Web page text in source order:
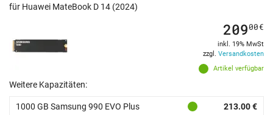
für Huawei MateBook D 14 (2024)
Artikel verfügbar
20900€
inkl. 19% MwSt
zzgl. Versandkosten
Weitere Kapazitäten:
1000 GB Samsung 990 EVO Plus 213.00 €